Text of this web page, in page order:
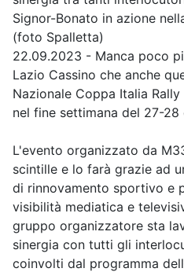
Signor-Bonato in azione
(foto Spalletta)
22.09.2023 - Manca poco
Lazio Cassino che anche
Nazionale Coppa Italia
nel fine settimana del 27-
L'evento organizzato da
scintille e lo farà grazie ad
di rinnovamento sportivo e
visibilità mediatica e
gruppo organizzatore sta
sinergia con tutti gli
coinvolti dal programma